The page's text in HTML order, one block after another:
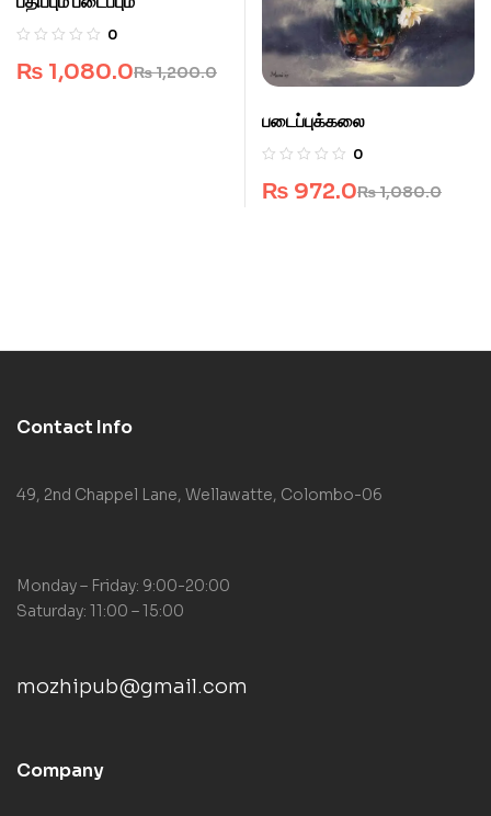
0
₨1,200.0
₨ 1,080.0
படைப்புக்கலை
0
₨1,080.0
₨ 972.0
Contact Info
49, 2nd Chappel Lane, Wellawatte, Colombo-06
Monday – Friday: 9:00-20:00
Saturday: 11:00 – 15:00
mozhipub@gmail.com
Company